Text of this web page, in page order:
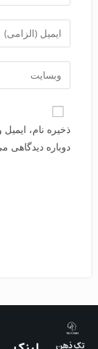
ذخیره نام،
دوباره دیدگاهی
تک ذهن